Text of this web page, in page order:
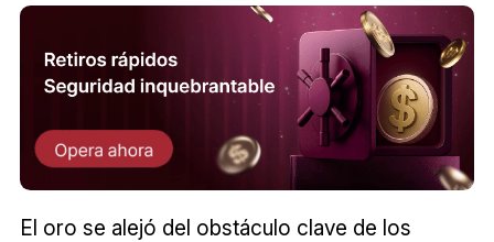
El oro se alejó del obstáculo clave de los